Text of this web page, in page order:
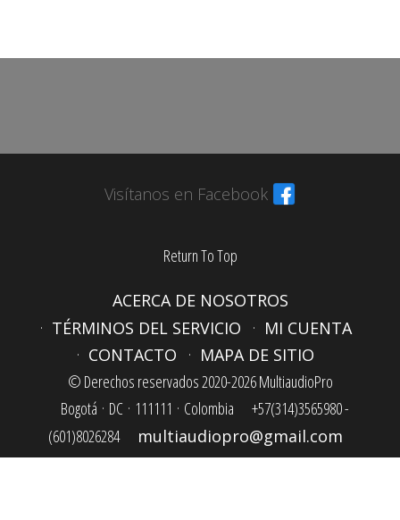
Visítanos en Facebook
Return To Top
ACERCA DE NOSOTROS
TÉRMINOS DEL SERVICIO
MI CUENTA
CONTACTO
MAPA DE SITIO
© Derechos reservados 2020-2026 MultiaudioPro
Bogotá · DC · 111111 · Colombia
+57(314)3565980 -
(601)8026284
multiaudiopro@gmail.com